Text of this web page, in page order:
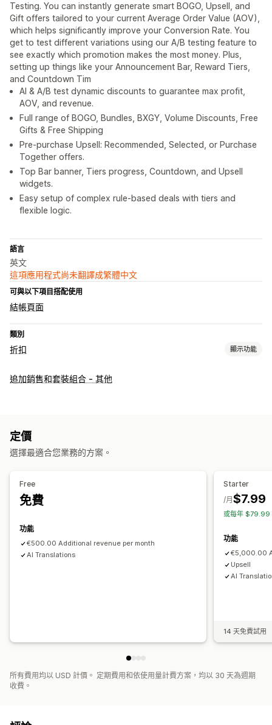
Testing. You can instantly generate smart BOGO, Upsell, and
Gift offers tailored to your current Average Order Value (AOV),
which helps significantly improve your Conversion Rate. You
get to test different variations using our A/B testing feature to
see exactly which promotion makes the most money. Plus,
setting up things like your Announcement Bar, Reward Tiers,
and Countdown Tim
Al & A/B test dynamic discounts to guarantee max profit,
AOV, and revenue.
Full range of BOGO, Bundles, BXGY, Volume Discounts, Free
Gifts & Free Shipping
Pre-purchase Upsell: Recommended, Selected, or Purchase
Together offers.
Top Bar banner, Tiers progress, Countdown, and Upsell
widgets.
Easy setup of complex rule-based deals with tiers and
flexible logic.
語言
英文
這項應用程式尚未翻譯成繁體中文
可與以下項目搭配使用
結帳頁面
類別
折扣 顯示功能
折扣類型
管理折扣
編輯工具 自訂字型 本地化
追加銷售和套裝組合 - 其他
定價
選擇最適合您業務的方案。
Free
免費
功能
€500.00 Additional revenue per month
AI Translations
Starter
$7.99
/月
或每年 $79.99
功能
€5,000.00
Upsell
AI
14 天免費試用
所有費用均以 USD 計價。 定期費用和依使用量計費方案，均以 30 天為週期
收費。